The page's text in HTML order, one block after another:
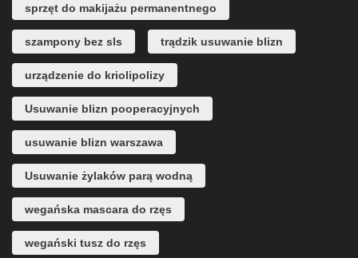
sprzęt do makijażu permanentnego
szampony bez sls trądzik usuwanie blizn
urządzenie do kriolipolizy
Usuwanie blizn pooperacyjnych
usuwanie blizn warszawa
Usuwanie żylaków parą wodną
wegańska mascara do rzęs
wegański tusz do rzęs